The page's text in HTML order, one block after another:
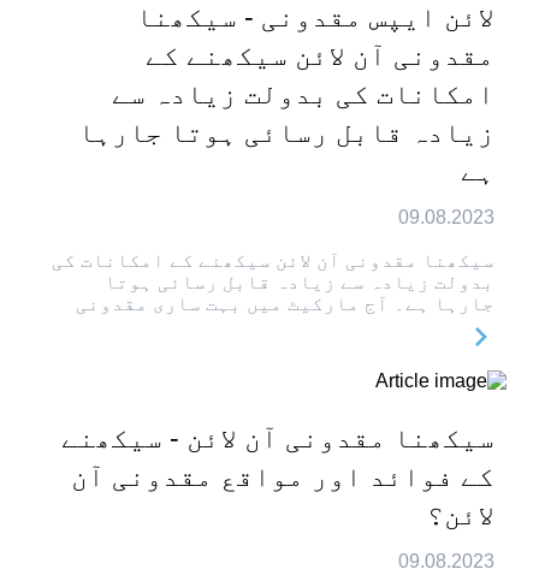
لائن ایپس مقدونی - سیکھنا
مقدونی آن لائن سیکھنے کے
امکانات کی بدولت زیادہ سے
زیادہ قابل رسائی ہوتا جارہا
ہے
09.08.2023
سیکھنا مقدونی آن لائن سیکھنے کے امکانات کی
بدولت زیادہ سے زیادہ قابل رسائی ہوتا
جارہا ہے۔ آج مارکیٹ میں بہت ساری مقدونی
سیکھنا مقدونی آن لائن - سیکھنے
کے فوائد اور مواقع مقدونی آن
لائن؟
09.08.2023